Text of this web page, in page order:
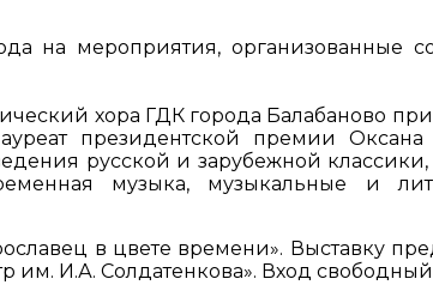
на мероприятия, организованные
хора ГДК города Балабаново
президентской премии Оксана
русской и зарубежной классики,
музыка, музыкальные и
в цвете времени». Выставку
И.А. Солдатенкова». Вход